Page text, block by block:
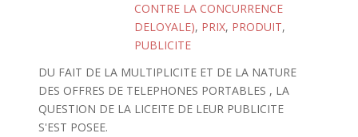
CONTRE LA CONCURRENCE
DELOYALE), PRIX, PRODUIT,
PUBLICITE
DU FAIT DE LA MULTIPLICITE ET DE LA NATURE
DES OFFRES DE TELEPHONES PORTABLES , LA
QUESTION DE LA LICEITE DE LEUR PUBLICITE
S'EST POSEE.